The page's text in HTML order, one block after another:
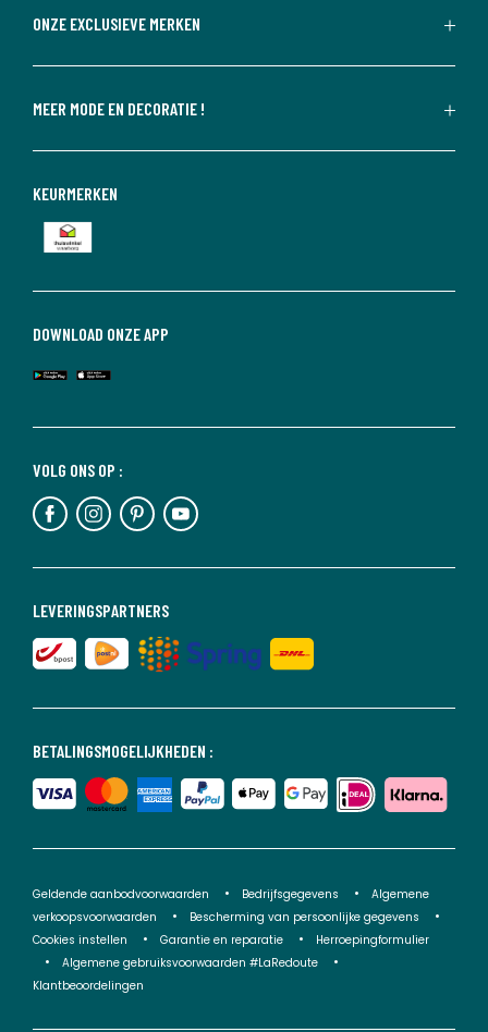
ONZE EXCLUSIEVE MERKEN
MEER MODE EN DECORATIE !
BETALINGSMOGELIJKHEDEN :
LEVERINGSPARTNERS
VOLG ONS OP :
DOWNLOAD ONZE APP
KEURMERKEN
Geldende aanbodvoorwaarden Bedrijfsgegevens
Algemene
verkoopsvoorwaarden
Bescherming van persoonlijke gegevens
Cookies instellen
Garantie en reparatie
Herroepingformulier
Algemene gebruiksvoorwaarden #LaRedoute
Klantbeoordelingen